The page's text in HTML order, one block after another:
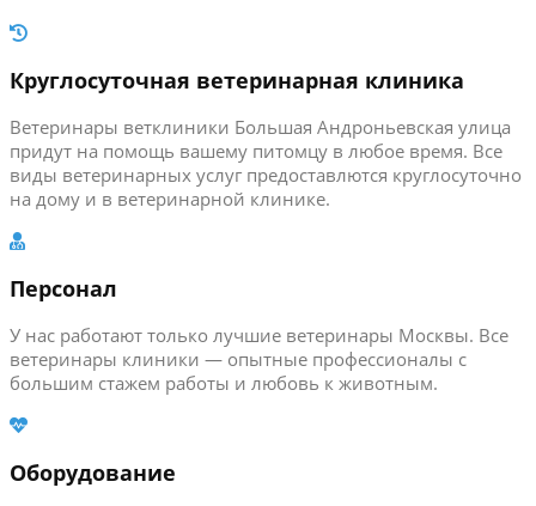
Круглосуточная ветеринарная клиника
Ветеринары ветклиники Большая Андроньевская улица
придут на помощь вашему питомцу в любое время. Все
виды ветеринарных услуг предоставлются круглосуточно
на дому и в ветеринарной клинике.
Персонал
У нас работают только лучшие ветеринары Москвы. Все
ветеринары клиники — опытные профессионалы с
большим стажем работы и любовь к животным.
Оборудование